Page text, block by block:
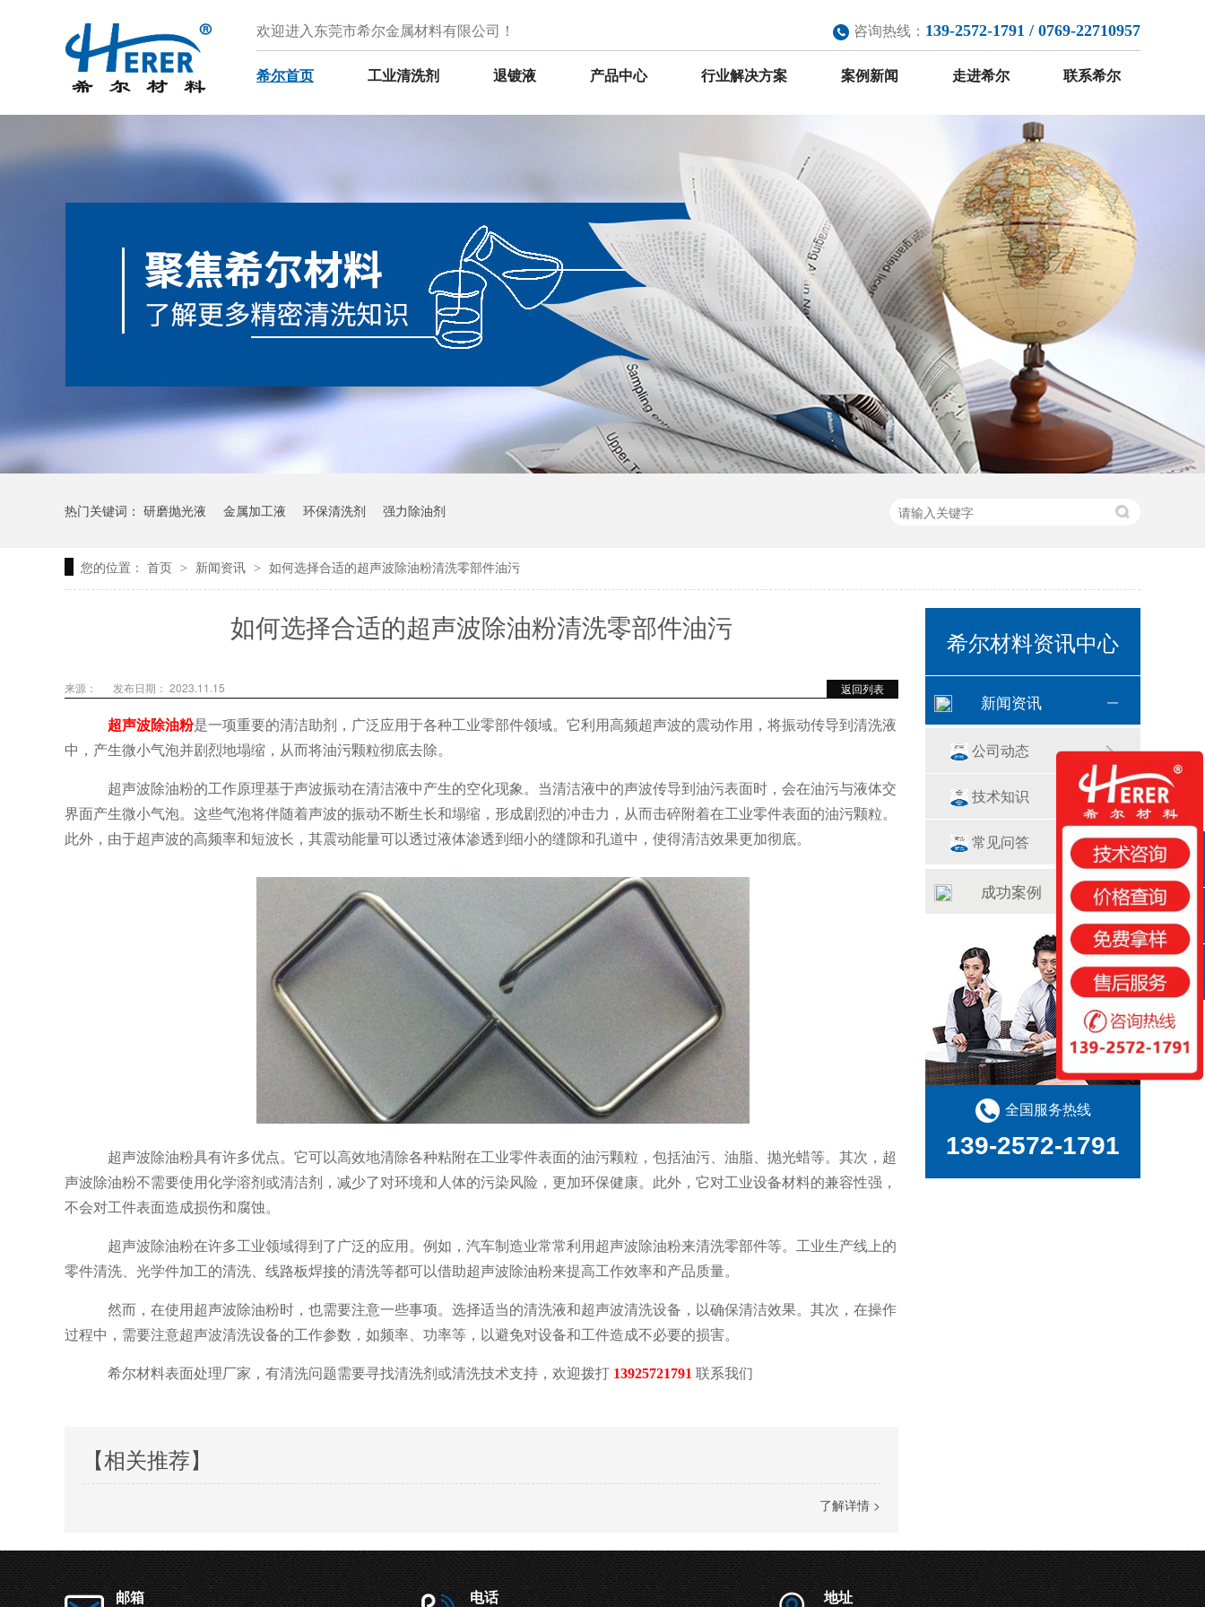
咨询热线： 139-2572-1791 / 0769-22710957
欢迎进入东莞市希尔金属材料有限公司！
希尔首页 工业清洗剂 退镀液 产品中心 行业解决方案 案例新闻 走进希尔 联系希尔
热门关键词： 研磨抛光液 金属加工液 环保清洗剂 强力除油剂
您的位置： 首页 > 新闻资讯 > 如何选择合适的超声波除油粉清洗零部件油污
如何选择合适的超声波除油粉清洗零部件油污
返回列表
来源： 发布日期： 2023.11.15
超声波除油粉是一项重要的清洁助剂，广泛应用于各种工业零部件领域。它利用高频超声波的震动作用，将振动传导到清洗液
中，产生微小气泡并剧烈地塌缩，从而将油污颗粒彻底去除。
超声波除油粉的工作原理基于声波振动在清洁液中产生的空化现象。当清洁液中的声波传导到油污表面时，会在油污与液体交
界面产生微小气泡。这些气泡将伴随着声波的振动不断生长和塌缩，形成剧烈的冲击力，从而击碎附着在工业零件表面的油污颗粒。
此外，由于超声波的高频率和短波长，其震动能量可以透过液体渗透到细小的缝隙和孔道中，使得清洁效果更加彻底。
超声波除油粉具有许多优点。它可以高效地清除各种粘附在工业零件表面的油污颗粒，包括油污、油脂、抛光蜡等。其次，超
声波除油粉不需要使用化学溶剂或清洁剂，减少了对环境和人体的污染风险，更加环保健康。此外，它对工业设备材料的兼容性强，
不会对工件表面造成损伤和腐蚀。
超声波除油粉在许多工业领域得到了广泛的应用。例如，汽车制造业常常利用超声波除油粉来清洗零部件等。工业生产线上的
零件清洗、光学件加工的清洗、线路板焊接的清洗等都可以借助超声波除油粉来提高工作效率和产品质量。
然而，在使用超声波除油粉时，也需要注意一些事项。选择适当的清洗液和超声波清洗设备，以确保清洁效果。其次，在操作
过程中，需要注意超声波清洗设备的工作参数，如频率、功率等，以避免对设备和工件造成不必要的损害。
希尔材料表面处理厂家，有清洗问题需要寻找清洗剂或清洗技术支持，欢迎拨打 13925721791 联系我们
【相关推荐】
了解详情 >
希尔材料资讯中心
新闻资讯
公司动态
技术知识
常见问答
成功案例
全国服务热线
139-2572-1791
邮箱 电话 地址
QQ咨询
咨询热线
扫一扫